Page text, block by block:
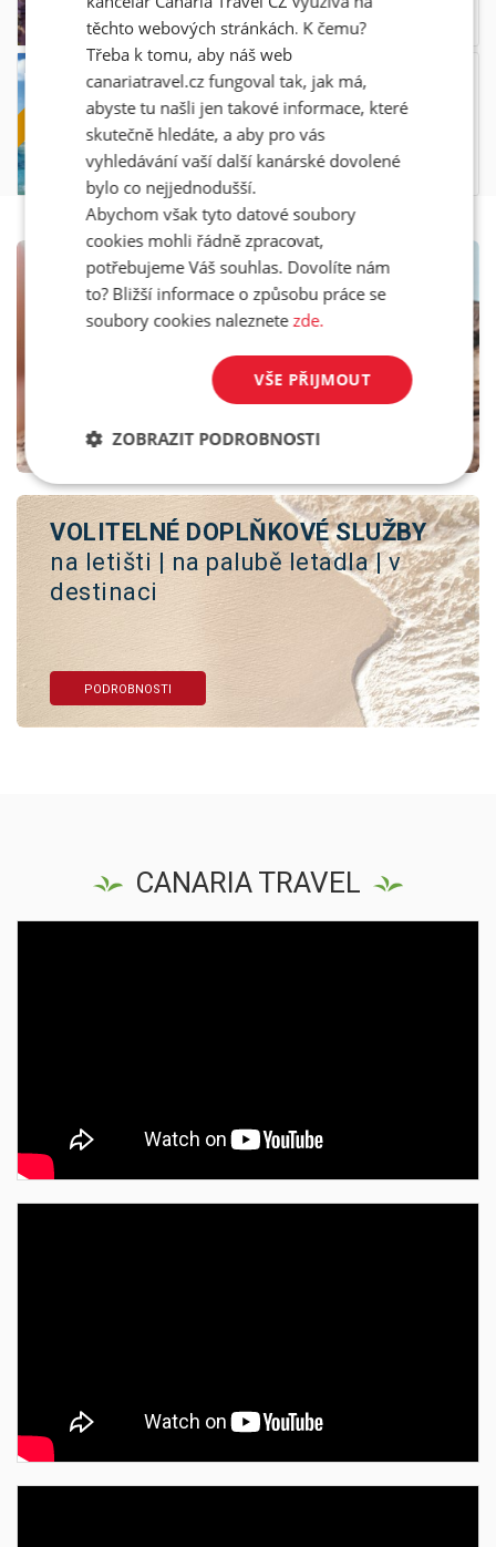
all inclusive
RIU OLIVA BEACH RESORT
Fuerteventura | Corralejo
23.08. - 30.08.2026
all inclusive
31 190,-
INSPIRACE NA CESTY
Nový blog #letimnakanary
WWW.LETIMNAKANARY.CZ
VOLITELNÉ DOPLŇKOVÉ SLUŽBY
na letišti | na palubě letadla | v
destinaci
PODROBNOSTI
CANARIA TRAVEL
těchto webových stránkách. K čemu?
Třeba k tomu, aby náš web
canariatravel.cz fungoval tak, jak má,
abyste tu našli jen takové informace, které
skutečně hledáte, a aby pro vás
vyhledávání vaší další kanárské dovolené
bylo co nejjednodušší.
Abychom však tyto datové soubory
cookies mohli řádně zpracovat,
potřebujeme Váš souhlas. Dovolíte nám
to? Bližší informace o způsobu práce se
soubory cookies naleznete zde.
VŠE PŘIJMOUT
ZOBRAZIT PODROBNOSTI